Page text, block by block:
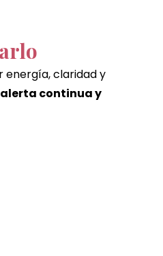
energía, claridad y
alerta continua y